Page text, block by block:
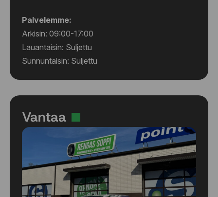
Palvelemme:
Arkisin: 09:00-17:00
Lauantaisin: Suljettu
Sunnuntaisin: Suljettu
Vantaa